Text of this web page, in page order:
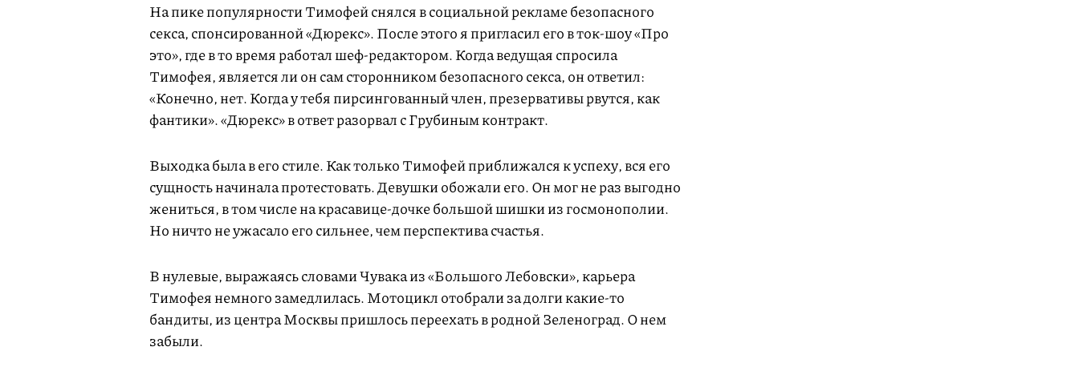
На пике популярности Тимофей снялся в социальной рекламе безопасного
секса, спонсированной «Дюрекс». После этого я пригласил его в ток-шоу «Про
это», где в то время работал шеф-редактором. Когда ведущая спросила
Тимофея, является ли он сам сторонником безопасного секса, он ответил:
«Конечно, нет. Когда у тебя пирсингованный член, презервативы рвутся, как
фантики». «Дюрекс» в ответ разорвал с Грубиным контракт.
Выходка была в его стиле. Как только Тимофей приближался к успеху, вся его
сущность начинала протестовать. Девушки обожали его. Он мог не раз выгодно
жениться, в том числе на красавице-дочке большой шишки из госмонополии.
Но ничто не ужасало его сильнее, чем перспектива счастья.
В нулевые, выражаясь словами Чувака из «Большого Лебовски», карьера
Тимофея немного замедлилась. Мотоцикл отобрали за долги какие-то
бандиты, из центра Москвы пришлось переехать в родной Зеленоград. О нем
забыли.